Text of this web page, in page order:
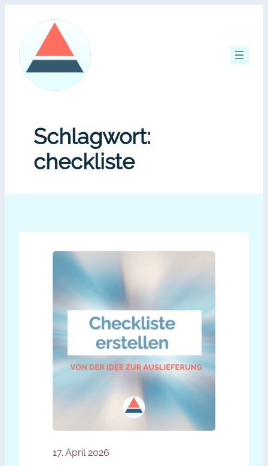
springen
Schlagwort:
checkliste
17. April 2026